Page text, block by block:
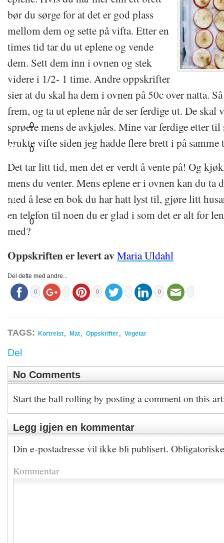
0
0
0
bør du sørge for at det er god plass
mellom dem og sette på vifta. Etter en
times tid tar du ut eplene og vende
dem. Sett dem inn i ovnen og stek
videre i 1/2- 1 time. Andre oppskrifter
sier at du skal ha dem i ovnen på 50c over natta.
frem, og ta ut eplene når de ser ferdige ut. De skal
sprøere mens de avkjøles. Mine var ferdige etter
brukte vifte siden jeg hadde flere brett i på samme
Det tar litt tid, men det er verdt å vente på! Og
mens du venter. Mens eplene er i ovnen kan du ta
med å lese en bok du har hatt lyst til, gjøre litt
en telefon til noen du er glad i som det er alt for
med?
Oppskriften er levert avMaria Uldahl
Del dette med andre...
0 0 0
TAGS: Kortreist, Mat, Oppskrifter, Vegetar
Del
No Comments
Start the ball rolling by posting a comment on this
Legg igjen en kommentar
Din e-postadresse vil ikke bli publisert.
Kommentar